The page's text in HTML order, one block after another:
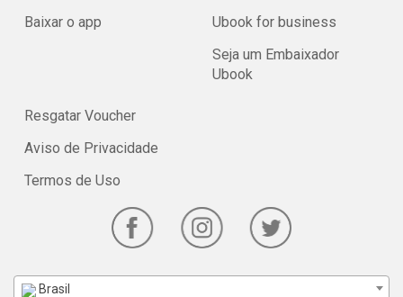
Baixar o app
Ubook for business
Seja um Embaixador
Ubook
Resgatar Voucher
Aviso de Privacidade
Termos de Uso
Brasil